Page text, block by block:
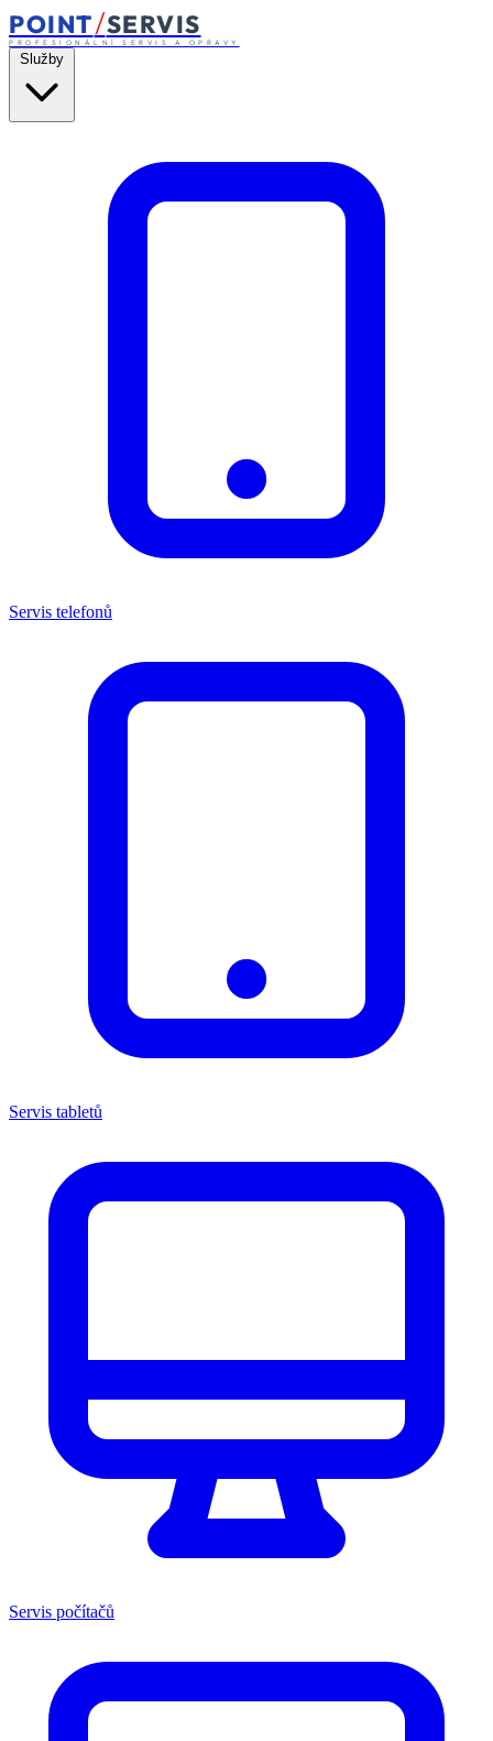
POINT/SERVIS
PROFESIONÁLNÍ SERVIS A OPRAVY
Služby
Servis telefonů
Servis tabletů
Servis počítačů